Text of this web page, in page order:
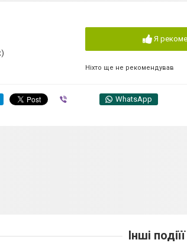
Я
Ніхто ще не рекомендував
WhatsApp
Інші